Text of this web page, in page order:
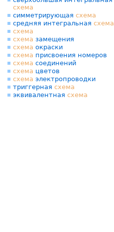
схема
симметрирующая схема
средняя интегральная схема
схема
схема замещения
схема окраски
схема присвоения номеров
схема соединений
схема цветов
схема электропроводки
триггерная схема
эквивалентная схема